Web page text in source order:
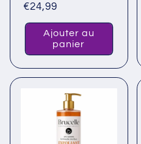
apporte l’Eclat à la
Prix
habituel
€24,99
Ajouter au
panier